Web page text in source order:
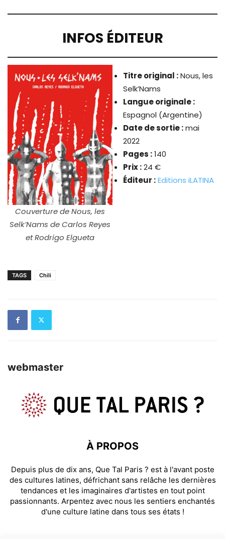
INFOS ÉDITEUR
Couverture de Nous, les
Selk’Nams de Carlos Reyes
et Rodrigo Elgueta
Titre original :Nous, les
Selk’Nams
Langue originale :
Espagnol (Argentine)
Date de sortie :mai
2022
Pages :140
Prix :24 €
Éditeur :Editions iLATINA
TAGS Chili
webmaster
À PROPOS
Depuis plus de dix ans, Que Tal Paris ? est à l'avant poste
des cultures latines, défrichant sans relâche les dernières
tendances et les imaginaires d'artistes en tout point
passionnants. Arpentez avec nous les sentiers enchantés
d'une culture latine dans tous ses états !